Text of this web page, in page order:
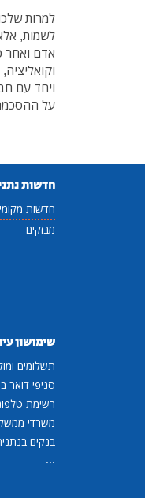
למרות
לשמות,
אדם ואחר
ויחד עם
על
חדשות
חדשות
מבזקים
שימושון
תשלומים
סניפי דואר
רשימת
משרדי
בנקים
...